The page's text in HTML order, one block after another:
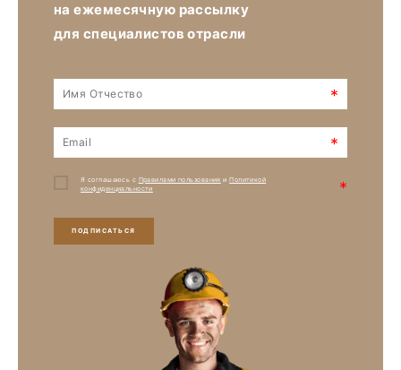
на ежемесячную рассылку
для специалистов отрасли
*
*
Я соглашаюсь с Правилами пользования иПолитикой
конфиденциальности
*
ПОДПИСАТЬСЯ